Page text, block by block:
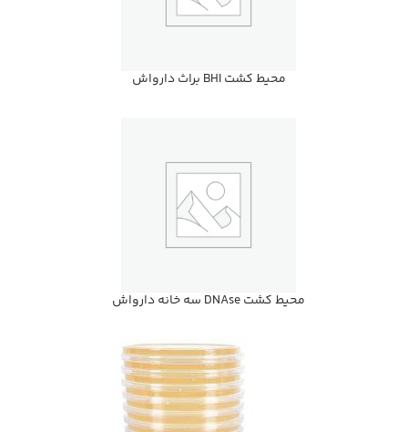
محيط كشت BHI براث دارواش
محيط كشت DNAse سه خانه دارواش